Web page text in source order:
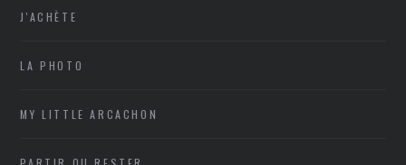
J'ACHÈTE
LA PHOTO
MY LITTLE ARCACHON